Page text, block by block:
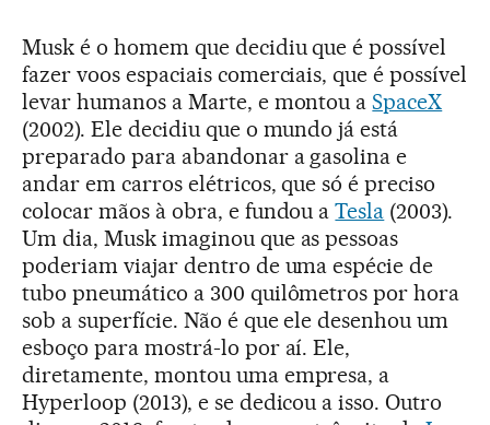
Musk é o homem que decidiu que é possível
fazer voos espaciais comerciais, que é possível
levar humanos a Marte, e montou aSpaceX
(2002). Ele decidiu que o mundo já está
preparado para abandonar a gasolina e
andar em carros elétricos, que só é preciso
colocar mãos à obra, e fundou aTesla (2003).
Um dia, Musk imaginou que as pessoas
poderiam viajar dentro de uma espécie de
tubo pneumático a 300 quilômetros por hora
sob a superfície. Não é que ele desenhou um
esboço para mostrá-lo por aí. Ele,
diretamente, montou uma empresa, a
Hyperloop (2013), e se dedicou a isso. Outro